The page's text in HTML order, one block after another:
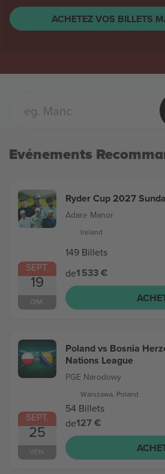
ACHETEZ VOS BILLETS
Evénements
SEPT.
19
DIM.
Ryder Cup 2027
Adare Manor
Ireland
149 Billets
de1 533 €
SEPT.
25
VEN.
Poland vs Bosnia
Nations League
PGE Narodowy
Warszawa, Poland
54 Billets
de127 €